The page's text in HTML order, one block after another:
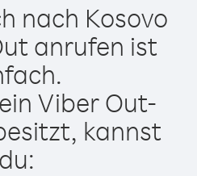
nach Kosovo
anrufen ist
Viber Out-
kannst
du: